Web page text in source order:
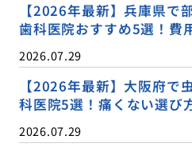
【2026年最新】兵庫県で
歯科医院おすすめ5選！費
2026.07.29
【2026年最新】大阪府で
科医院5選！痛くない選び
2026.07.29